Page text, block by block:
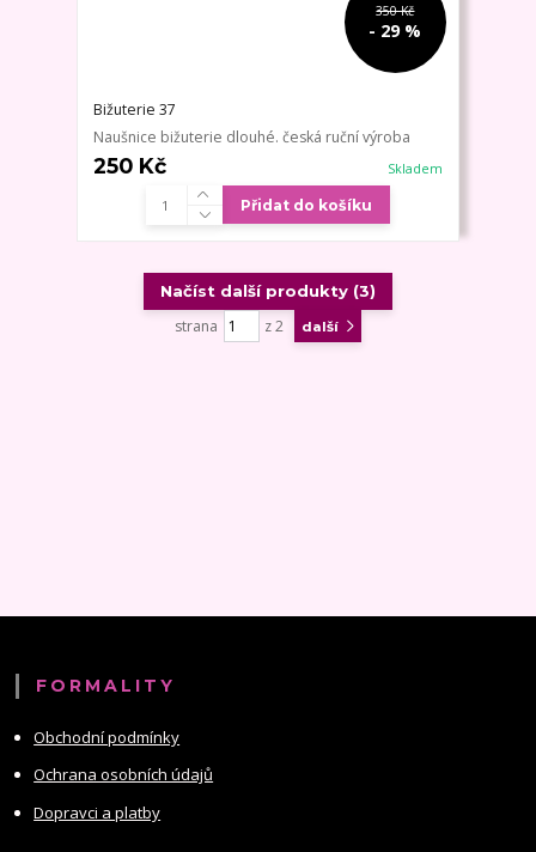
350 Kč
- 29 %
Bižuterie 37
Naušnice bižuterie dlouhé. česká ruční výroba
250 Kč Skladem
Přidat do košíku
Načíst další produkty (3)
strana z 2 další
FORMALITY
Obchodní podmínky
Ochrana osobních údajů
Dopravci a platby